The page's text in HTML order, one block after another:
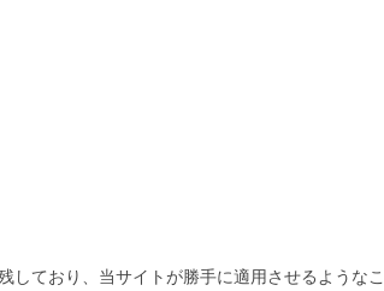
ており、当サイトが勝手に適用させるような